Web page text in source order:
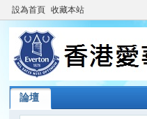
設為首頁 收藏本站
論壇